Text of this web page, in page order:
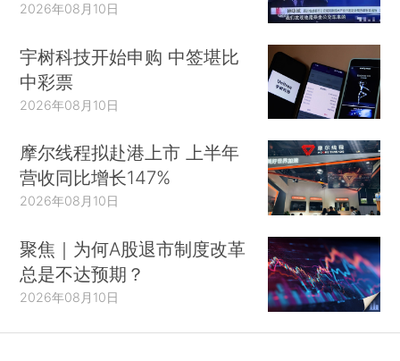
2026年08月10日
宇树科技开始申购 中签堪比
中彩票
2026年08月10日
摩尔线程拟赴港上市 上半年
营收同比增长147%
2026年08月10日
聚焦｜为何A股退市制度改革
总是不达预期？
2026年08月10日